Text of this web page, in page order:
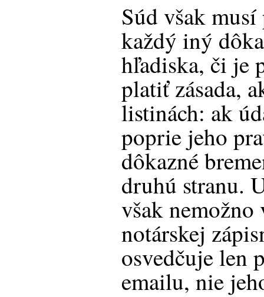
Súd však
každý iný
hľadiska, či je
platiť zásada,
listinách: ak
poprie jeho
dôkazné
druhú stranu.
však
notárskej
osvedčuje len
emailu, nie